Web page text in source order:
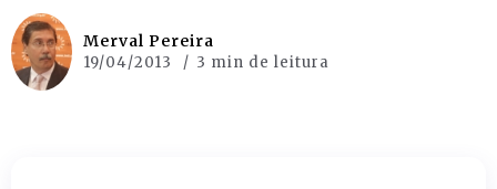
Merval Pereira
19/04/2013 3 min de leitura